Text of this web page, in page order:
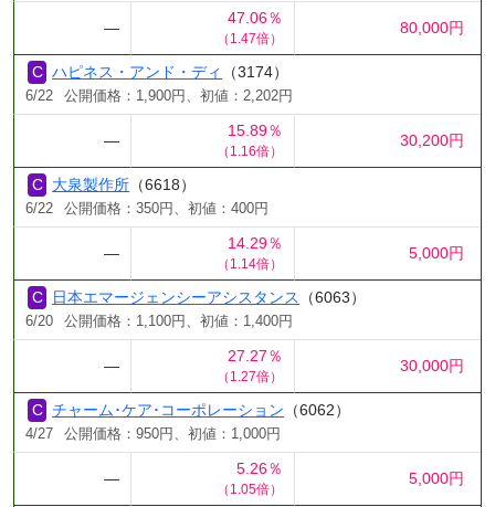
―
47.06％
（1.47倍）
80,000円
ハピネス・アンド・ディ （3174）
6/22 公開価格：1,900円、初値：2,202円
―
15.89％
（1.16倍）
30,200円
大泉製作所 （6618）
6/22 公開価格：350円、初値：400円
―
14.29％
（1.14倍）
5,000円
日本エマージェンシーアシスタンス （6063）
6/20 公開価格：1,100円、初値：1,400円
―
27.27％
（1.27倍）
30,000円
チャーム･ケア･コーポレーション （6062）
4/27 公開価格：950円、初値：1,000円
―
5.26％
（1.05倍）
5,000円